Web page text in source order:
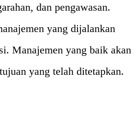
dan pengawasan.
yang dijalankan
Manajemen yang baik akan
yang telah ditetapkan.